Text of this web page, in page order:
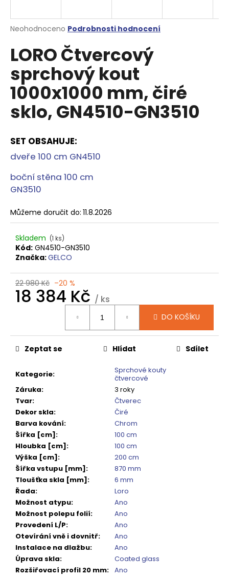
Průměrné
produktu
je
z
5
hvězdiček.
Neohodnoceno Podrobnosti hodnocení
LORO Čtvercový
sprchový kout
1000x1000 mm, čiré
sklo, GN4510-GN3510
SET OBSAHUJE:
dveře 100 cm GN4510
boční stěna 100 cm
GN3510
Můžeme doručit do: 11.8.2026
Skladem (1 ks)
Kód: GN4510-GN3510
Značka:GELCO
22 980 Kč –20 %
18 384 Kč / ks
DO KOŠÍKU
Kategorie:
Sprchové kouty
čtvercové
Záruka:
3 roky
Tvar:
Čtverec
Dekor skla:
Čiré
Barva kování:
Chrom
Šířka [cm]:
100 cm
Hloubka [cm]:
100 cm
Výška [cm]:
200 cm
Šířka vstupu [mm]:
870 mm
Tloušťka skla [mm]:
6 mm
Řada:
Loro
Možnost atypu:
Ano
Možnost polepu folií:
Ano
Provedení L/P:
Ano
Otevírání vně i dovnitř:
Ano
Instalace na dlažbu:
Ano
Úprava skla:
Coated glass
Rozšiřovací profil 20 mm: Ano
Zeptat se Hlídat Sdílet
j
t
?
HLEDAT
D
o
p
r
u
u
m
e
DVEŘE
DO
NIKY
MM,
ČIRÉ
SKLO,
GD4612
12
080
Kč
Původně:
15
100
Kč